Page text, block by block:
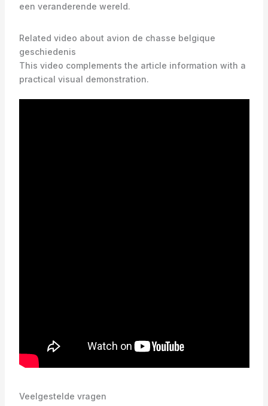
een veranderende wereld.
Related video about avion de chasse belgique
geschiedenis
This video complements the article information with a
practical visual demonstration.
Veelgestelde vragen